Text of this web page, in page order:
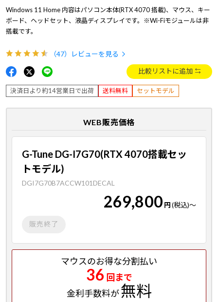
Windows 11 Home 内容はパソコン本体(RTX 4070 搭載)、マウス、キー
ボード、ヘッドセット、液晶ディスプレイです。※Wi-Fiモジュールは非
搭載です。
（47） レビューを見る
比較リストに追加
決済日より約14営業日で出荷 送料無料 セットモデル
WEB販売価格
G-Tune DG-I7G70(RTX 4070搭載セッ
トモデル)
DGI7G70B7ACCW101DECAL
269,800 円(税込)～
販売終了
マウスのお得な分割払い
36 回まで
金利手数料が無料